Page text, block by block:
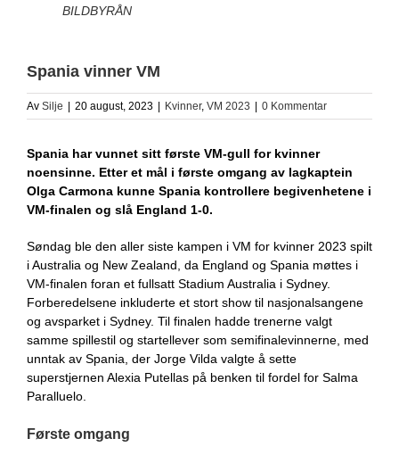
BILDBYRÅN
Spania vinner VM
Av Silje 20 august, 2023 Kvinner, VM 2023 0 Kommentar
Spania har vunnet sitt første VM-gull for kvinner
noensinne. Etter et mål i første omgang av lagkaptein
Olga Carmona kunne Spania kontrollere begivenhetene i
VM-finalen og slå England 1-0.
Søndag ble den aller siste kampen i VM for kvinner 2023 spilt
i Australia og New Zealand, da England og Spania møttes i
VM-finalen foran et fullsatt Stadium Australia i Sydney.
Forberedelsene inkluderte et stort show til nasjonalsangene
og avsparket i Sydney. Til finalen hadde trenerne valgt
samme spillestil og startellever som semifinalevinnerne, med
unntak av Spania, der Jorge Vilda valgte å sette
superstjernen Alexia Putellas på benken til fordel for Salma
Paralluelo.
Første omgang